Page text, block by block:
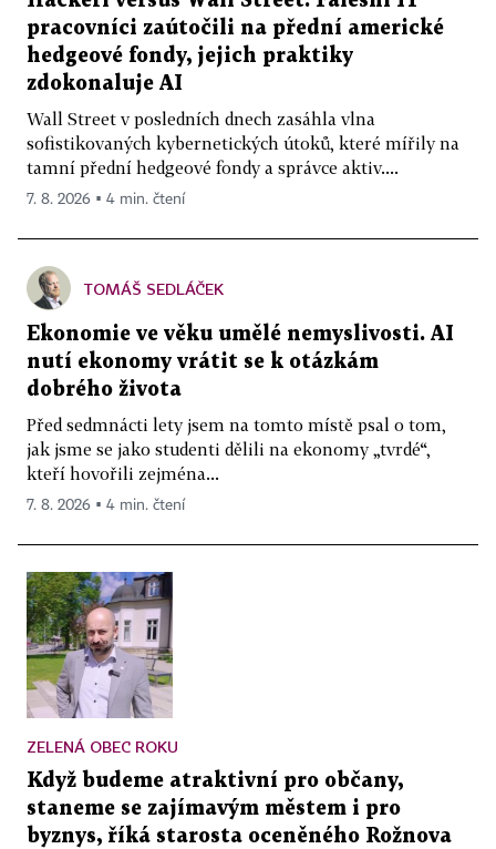
pracovníci zaútočili na přední americké
hedgeové fondy, jejich praktiky
zdokonaluje AI
Wall Street v posledních dnech zasáhla vlna
sofistikovaných kybernetických útoků, které mířily na
tamní přední hedgeové fondy a správce aktiv....
7. 8. 2026 ▪ 4 min. čtení
TOMÁŠ SEDLÁČEK
Ekonomie ve věku umělé nemyslivosti. AI
nutí ekonomy vrátit se k otázkám
dobrého života
Před sedmnácti lety jsem na tomto místě psal o tom,
jak jsme se jako studenti dělili na ekonomy „tvrdé“,
kteří hovořili zejména...
7. 8. 2026 ▪ 4 min. čtení
ZELENÁ OBEC ROKU
Když budeme atraktivní pro občany,
staneme se zajímavým městem i pro
byznys, říká starosta oceněného Rožnova